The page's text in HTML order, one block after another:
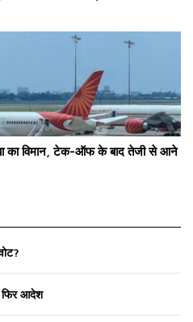
का विमान, टेक-ऑफ के बाद तेजी से आने
फिर आदेश